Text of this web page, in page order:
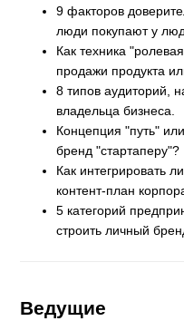
9 факторов
люди покупают у
Как техника
продажи продукта
8 типов аудиторий,
владельца бизнеса.
Концепция "путь"
бренд "стартаперу"?
Как интегрировать
контент-план
5 категорий
строить личный
Ведущие